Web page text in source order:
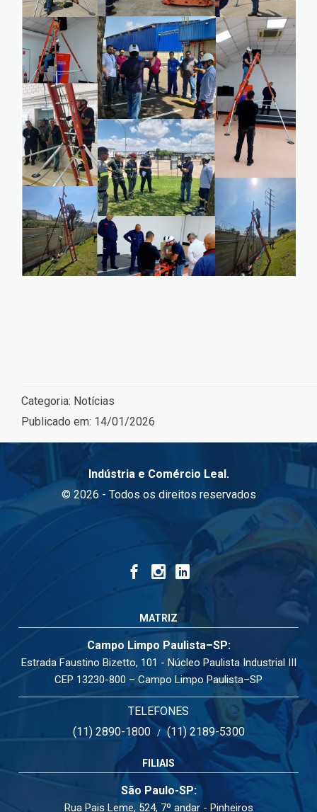
Categoria: Notícias
Publicado em: 14/01/2026
Indústria e Comércio Leal.
© 2026 - Todos os direitos reservados
MATRIZ
Campo Limpo Paulista–SP:
Estrada Faustino Bizetto, 101 - Núcleo Paulista Industrial III
CEP 13230-800 – Campo Limpo Paulista–SP
TELEFONES
(11) 2890-1800/(11) 2189-5300
FILIAIS
São Paulo-SP:
Rua Pais Leme, 524, 7º andar - Pinheiros